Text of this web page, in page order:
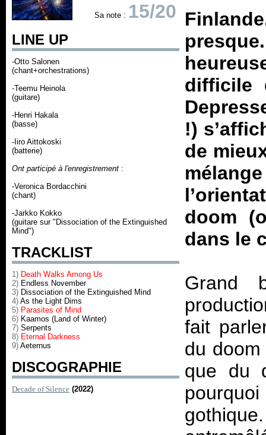
Sa note : 15/20
LINE UP
-Otto Salonen
(chant+orchestrations)
-Teemu Heinola
(guitare)
-Henri Hakala
(basse)
-Iiro Aittokoski
(batterie)
Ont participé à l'enregistrement :
-Veronica Bordacchini
(chant)
-Jarkko Kokko
(guitare sur "Dissociation of the Extinguished
Mind")
TRACKLIST
1) Death Walks Among Us
2) Endless November
3) Dissociation of the Extinguished Mind
4) As the Light Dims
5) Parasites of Mind
6) Kaamos (Land of Winter)
7) Serpents
8) Eternal Darkness
9) Aeternus
DISCOGRAPHIE
Decade of Silence (2022)
difficile
!)
de
doom
dans le
Grand
fait
du
que du